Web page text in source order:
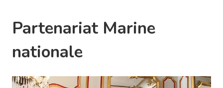
Partenariat Marine
nationale